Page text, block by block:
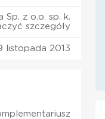
Sp. z o.o. sp. k.
szczegóły
listopada 2013